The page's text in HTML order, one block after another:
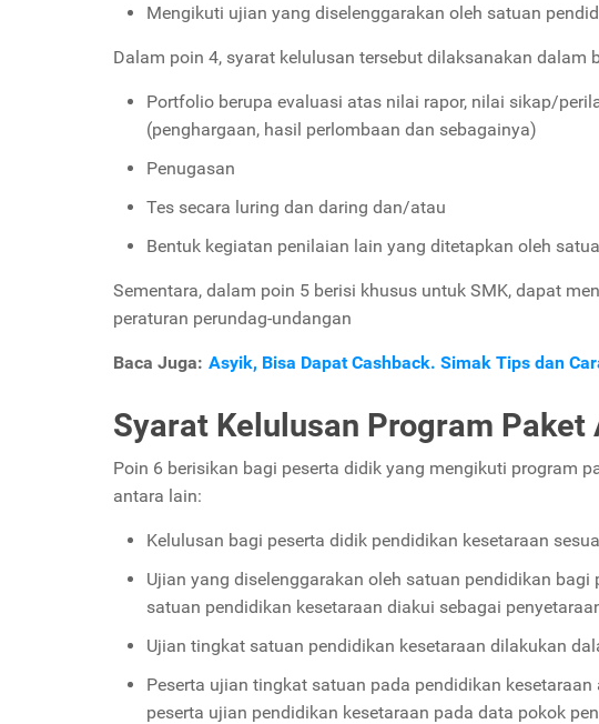
Mengikuti ujian yang diselenggarakan oleh satuan
Dalam poin 4, syarat kelulusan tersebut dilaksanakan dalam
Portfolio berupa evaluasi atas nilai rapor, nilai sikap/
(penghargaan, hasil perlombaan dan sebagainya)
Penugasan
Tes secara luring dan daring dan/atau
Bentuk kegiatan penilaian lain yang ditetapkan oleh
Sementara, dalam poin 5 berisi khusus untuk SMK, dapat
peraturan perundag-undangan
Baca Juga: Asyik, Bisa Dapat Cashback. Simak Tips dan
Syarat Kelulusan Program Paket
Poin 6 berisikan bagi peserta didik yang mengikuti program
antara lain:
Kelulusan bagi peserta didik pendidikan kesetaraan
Ujian yang diselenggarakan oleh satuan pendidikan
satuan pendidikan kesetaraan diakui sebagai
Ujian tingkat satuan pendidikan kesetaraan dilakukan
Peserta ujian tingkat satuan pada pendidikan
peserta ujian pendidikan kesetaraan pada data pokok